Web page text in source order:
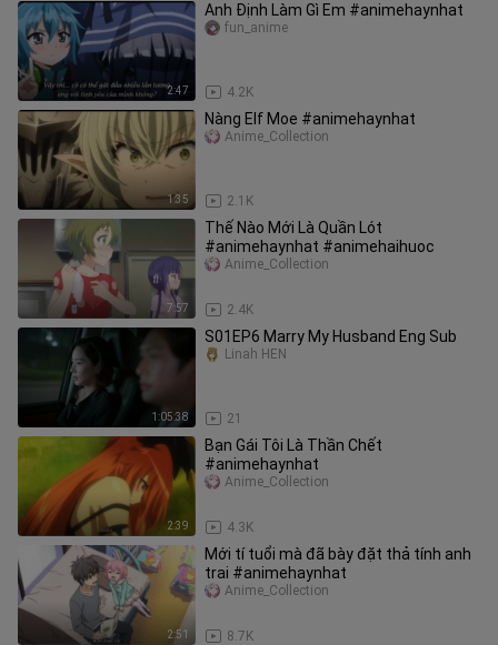
2:47
Anh Định Làm Gì Em #animehaynhat
4.2K
fun_anime
1:35
Nàng Elf Moe #animehaynhat
2.1K
Anime_Collection
7:57
Thế Nào Mới Là Quần Lót
#animehaynhat #animehaihuoc
2.4K
Anime_Collection
1:05:38
S01EP6 Marry My Husband Eng Sub
21
Linah HEN
2:39
Bạn Gái Tôi Là Thần Chết
#animehaynhat
4.3K
Anime_Collection
2:51
Mới tí tuổi mà đã bày đặt thả tính anh
trai #animehaynhat
8.7K
Anime_Collection